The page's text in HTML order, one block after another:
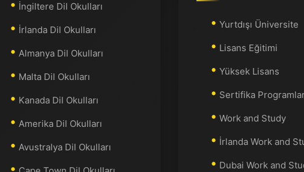
İngiltere Dil Okulları
İrlanda Dil Okulları
Almanya Dil Okulları
Malta Dil Okulları
Kanada Dil Okulları
Amerika Dil Okulları
Avustralya Dil Okulları
Yurtdışı Üniversite
Lisans Eğitimi
Yüksek Lisans
Sertifika
Work and Study
İrlanda Work and
Dubai Work and